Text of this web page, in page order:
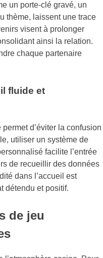
un porte-clé gravé, un
thème, laissent une trace
visent à prolonger
ainsi la relation.
chaque partenaire
fluide et
d’éviter la confusion
utiliser un système de
facilite l’entrée
de recueillir des données
dans l’accueil est
détendu et positif.
de jeu